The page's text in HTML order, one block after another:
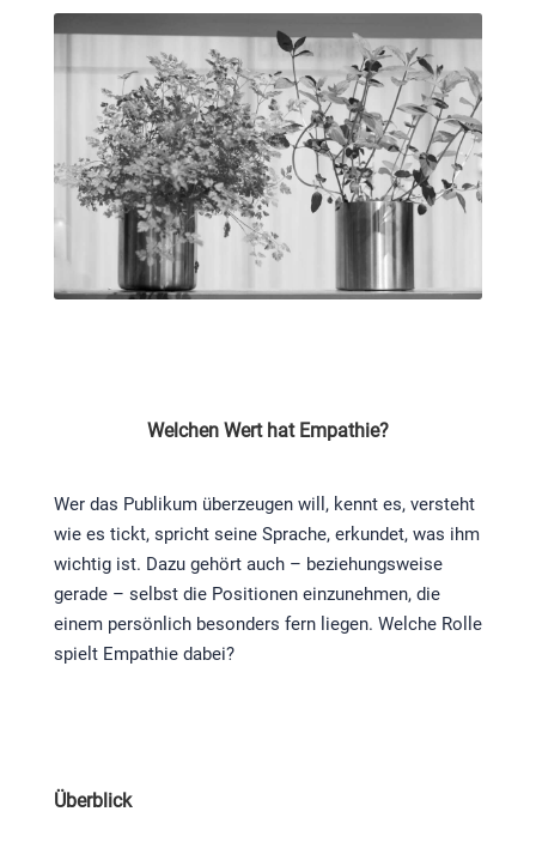
Welchen Wert hat Empathie?
Wer das Publikum überzeugen will, kennt es, versteht
wie es tickt, spricht seine Sprache, erkundet, was ihm
wichtig ist. Dazu gehört auch – beziehungsweise
gerade – selbst die Positionen einzunehmen, die
einem persönlich besonders fern liegen. Welche Rolle
spielt Empathie dabei?
Überblick